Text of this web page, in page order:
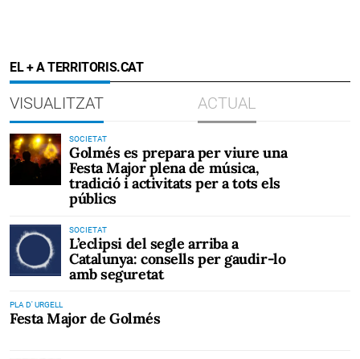
EL + A TERRITORIS.CAT
VISUALITZAT ACTUAL
SOCIETAT
Golmés es prepara per viure una
Festa Major plena de música,
tradició i activitats per a tots els
públics
SOCIETAT
L’eclipsi del segle arriba a
Catalunya: consells per gaudir-lo
amb seguretat
PLA D' URGELL
Festa Major de Golmés